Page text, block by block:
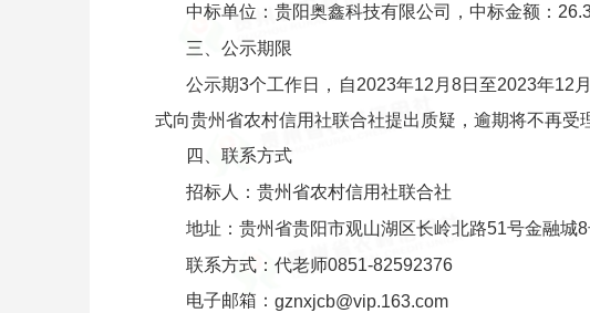
中标单位：贵阳奥鑫科技有限公司，中标金额：
三、公示期限
公示期3个工作日，自2023年12月8日至2023年12
式向贵州省农村信用社联合社提出质疑，逾期将不再受
四、联系方式
招标人：贵州省农村信用社联合社
地址：贵州省贵阳市观山湖区长岭北路51号金融城8
联系方式：代老师0851-82592376
电子邮箱： gznxjcb@vip.163.com